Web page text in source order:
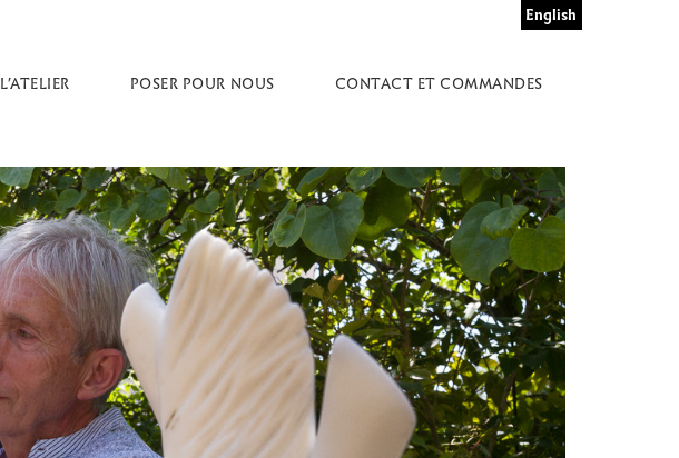
English
L’ATELIER POSER POUR NOUS CONTACT ET COMMANDES